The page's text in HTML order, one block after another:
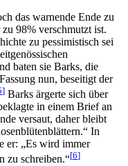
das warnende Ende zu
98% verschmutzt ist.
zu pessimistisch sei
baten sie Barks, die
nun, beseitigt der
] Barks ärgerte sich über
in einem Brief an
versaut, daher bleibt
In
er: „Es wird immer
zu schreiben.“[6]